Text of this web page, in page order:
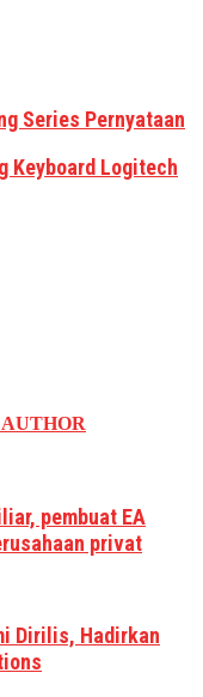
Series Pernyataan
Keyboard Logitech
pembuat EA
privat
Dirilis, Hadirkan